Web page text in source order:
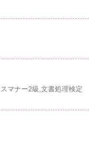
マナー2級,文書処理検定